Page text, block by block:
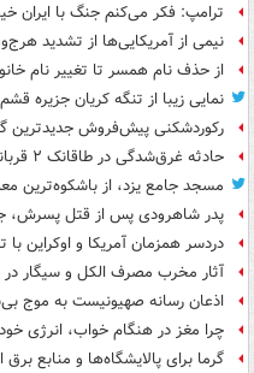
ترامپ: فکر می‌کنم جنگ با ایران
نیمی از آمریکایی‌ها از تشدید
از حذف نام همسر تا تغییر نام
نمایی زیبا از تنگه کریان جزیره قشم
رکوردشکنی پیش‌فروش
حادثه غرق‌شدگی در طاقانک ۲ قربانی گرفت
مسجد جامع یزد، از باشکوه‌ترین
پدر شاهرودی پس از قتل پسرش،
دردسر همزمان آمریکا و اوکراین
آثار مخرب مصرف الکل و سیگار در
اذعان رسانه صهیونیست به موج
چرا مغز در هنگام خواب، انرژی
گرما برای پالایشگاه‌ها و منابع برق